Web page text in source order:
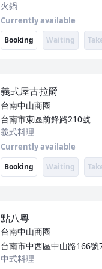
火鍋
Currently available
Booking Waiting
義式屋古拉爵
台南中山商圈
台南市東區前鋒路210號
義式料理
Currently available
Booking Waiting
點八粵
台南中山商圈
台南市中西區中山路166號
中式料理